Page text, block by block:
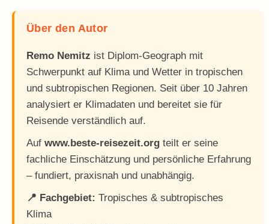
Über den Autor
Remo Nemitz ist Diplom-Geograph mit
Schwerpunkt auf Klima und Wetter in tropischen
und subtropischen Regionen. Seit über 10 Jahren
analysiert er Klimadaten und bereitet sie für
Reisende verständlich auf.
Auf www.beste-reisezeit.org teilt er seine
fachliche Einschätzung und persönliche Erfahrung
– fundiert, praxisnah und unabhängig.
📍 Fachgebiet: Tropisches & subtropisches
Klima